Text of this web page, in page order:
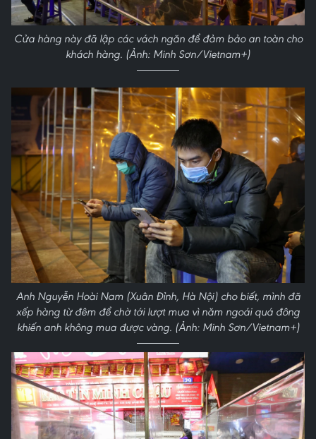
Cửa hàng này đã lập các vách ngăn để đảm bảo an toàn cho
khách hàng. (Ảnh: Minh Sơn/Vietnam+)
Anh Nguyễn Hoài Nam (Xuân Đỉnh, Hà Nội) cho biết, mình đã
xếp hàng từ đêm để chờ tới lượt mua vì năm ngoái quá đông
khiến anh không mua được vàng. (Ảnh: Minh Sơn/Vietnam+)